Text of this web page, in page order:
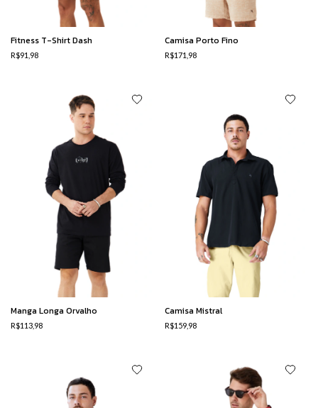
Fitness T-Shirt Dash
R$91,98
Camisa Porto Fino
R$171,98
Manga Longa Orvalho
R$113,98
Camisa Mistral
R$159,98